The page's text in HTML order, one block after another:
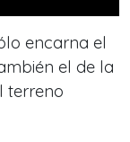
encarna el
el de la
terreno